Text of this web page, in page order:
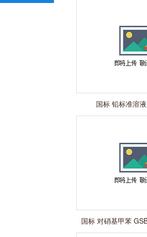
国标 铅标准溶
国标 对硝基甲苯